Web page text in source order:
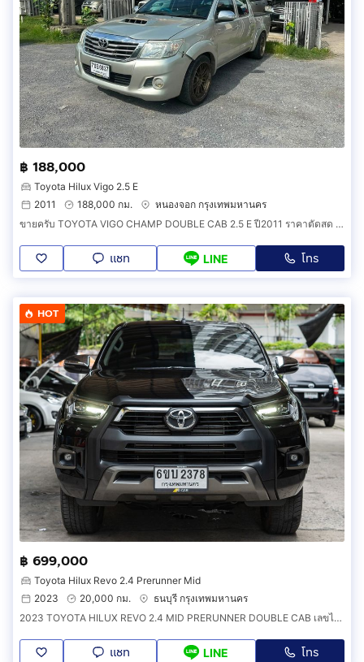
฿ 188,000
Toyota Hilux Vigo 2.5 E
2011
188,000 กม.
หนองจอก กรุงเทพมหานคร
ขายครับ TOYOTA VIGO CHAMP DOUBLE CAB 2.5 E ปี2011 ราคาตัดสด 188000
แชท LINE โทร
HOT
฿ 699,000
Toyota Hilux Revo 2.4 Prerunner Mid
2023
20,000 กม.
ธนบุรี กรุงเทพมหานคร
2023 TOYOTA HILUX REVO 2.4 MID PRERUNNER DOUBLE CAB เลขไมล์20,000กิโลแท้ รถบ้าน มือเดียว สภาพใหม่มาก ไม่เคยชน
แชท LINE โทร